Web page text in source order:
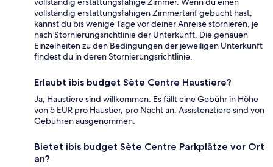
vollständig erstattungsfähigen Zimmertarif gebucht hast,
kannst du bis wenige Tage vor deiner Anreise stornieren, je
nach Stornierungsrichtlinie der Unterkunft. Die genauen
Einzelheiten zu den Bedingungen der jeweiligen Unterkunft
findest du in deren Stornierungsrichtlinie.
Erlaubt ibis budget Sète Centre Haustiere?
Ja, Haustiere sind willkommen. Es fällt eine Gebühr in Höhe
von 5 EUR pro Haustier, pro Nacht an. Assistenztiere sind von
Gebühren ausgenommen.
Bietet ibis budget Sète Centre Parkplätze vor Ort
an?